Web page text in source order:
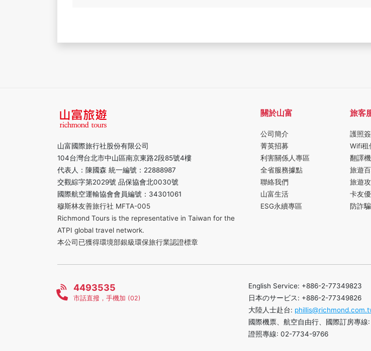
山富國際旅行社股份有限公司
104台灣台北市中山區南京東路2段85號4樓
代表人：陳國森 統一編號：22888987
交觀綜字第2029號 品保協會北0030號
國際航空運輸協會會員編號：34301061
穆斯林友善旅行社 MFTA-005
Richmond Tours is the representative in Taiwan for the
ATPI global travel network.
本公司已獲得環境部銀級環保旅行業認證標章
關於山富
公司簡介
菁英招募
利害關係人專區
全省服務據點
聯絡我們
山富生活
ESG永續專區
旅客
護照
Wifi租
翻譯
旅遊
旅遊
卡友
防詐
4493535
市話直撥，手機加 (02)
English Service: +886-2-77349823
日本のサービス: +886-2-77349826
大陸人士赴台:
國際機票、航空自由行、國際訂房專
證照專線: 02-7734-9766